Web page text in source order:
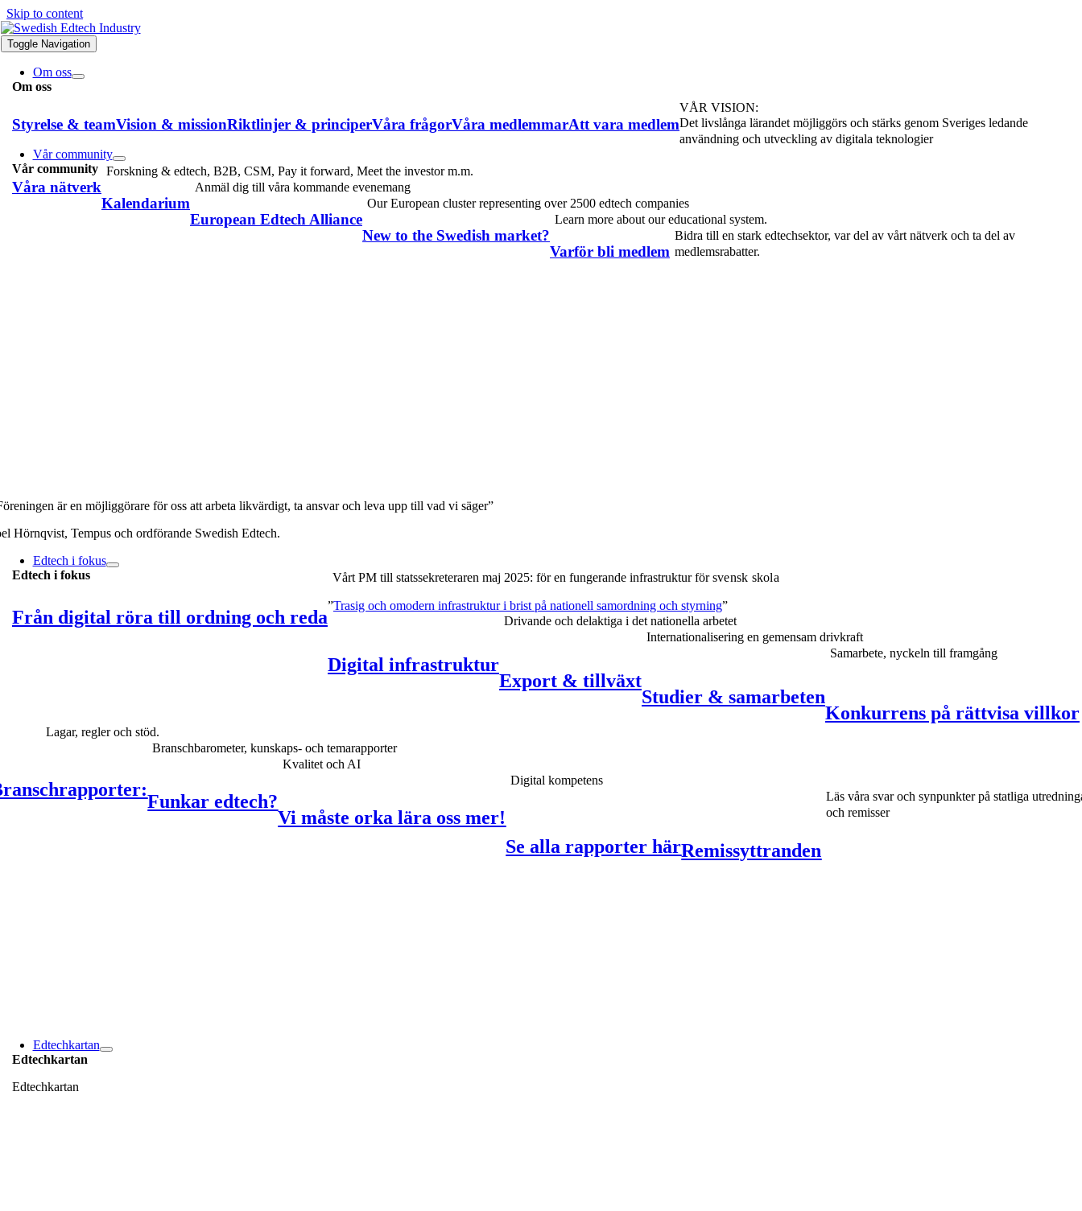
Skip to content
Toggle Navigation
Om oss
Om oss
Styrelse & teamVision & missionRiktlinjer & principerVåra frågorVåra medlemmarAtt vara medlem
VÅR VISION:
Det livslånga lärandet möjliggörs och stärks genom Sveriges ledande
användning och utveckling av digitala teknologier
Vår community
Vår community
Våra nätverk
Forskning & edtech, B2B, CSM, Pay it forward, Meet the investor m.m.
Kalendarium
Anmäl dig till våra kommande evenemang
European Edtech Alliance
Our European cluster representing over 2500 edtech companies
New to the Swedish market?
Learn more about our educational system.
Varför bli medlem
Bidra till en stark edtechsektor, var del av vårt nätverk och ta del av
medlemsrabatter.
är en möjliggörare för oss att arbeta likvärdigt, ta ansvar och leva upp till vad vi säger”
Hörnqvist, Tempus och ordförande Swedish Edtech.
Edtech i fokus
Edtech i fokus
Från digital röra till ordning och reda
Vårt PM till statssekreteraren maj 2025: för en fungerande infrastruktur försvensk skola
”Trasig och omodern infrastruktur i brist på nationell samordning och styrning”
Digital infrastruktur
Drivande och delaktiga i det nationella arbetet
Export & tillväxt
Internationalisering en gemensam drivkraft
Studier & samarbeten
Samarbete, nyckeln till framgång
Konkurrens på rättvisa villkor
Lagar, regler och stöd.
Branschbarometer, kunskaps- och temarapporter
Funkar edtech?
Kvalitet och AI
Vi måste orka lära oss mer!
Digital kompetens
Se alla rapporter härRemissyttranden
Läs våra svar och synpunkter på statliga
och remisser
Edtechkartan
Edtechkartan
Edtechkartan